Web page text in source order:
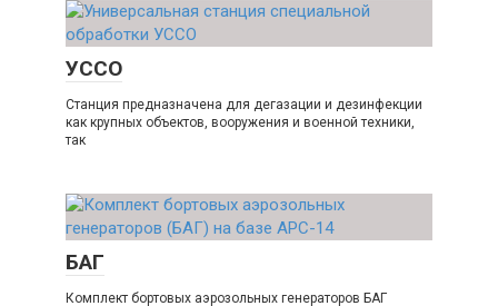
УССО
Станция предназначена для дегазации и дезинфекции
как крупных объектов, вооружения и военной техники,
так
БАГ
Комплект бортовых аэрозольных генераторов БАГ